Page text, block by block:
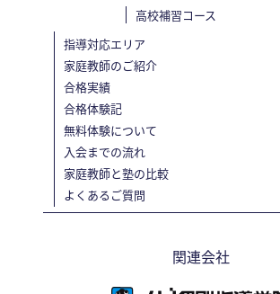
高校補習コース
指導対応エリア
家庭教師のご紹介
合格実績
合格体験記
無料体験について
入会までの流れ
家庭教師と塾の比較
よくあるご質問
関連会社